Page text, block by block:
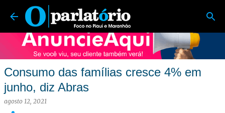
Pular para o conteúdo principal
O Parlatório | Foco no Piauí e Maranhão
Consumo das famílias cresce 4% em
junho, diz Abras
agosto 12, 2021